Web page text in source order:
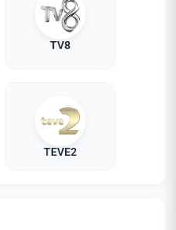
TV8
TEVE2